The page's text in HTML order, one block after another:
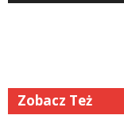
Zobacz Też